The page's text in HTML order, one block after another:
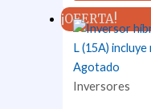
¡OFERTA!
Agotado
Inversores